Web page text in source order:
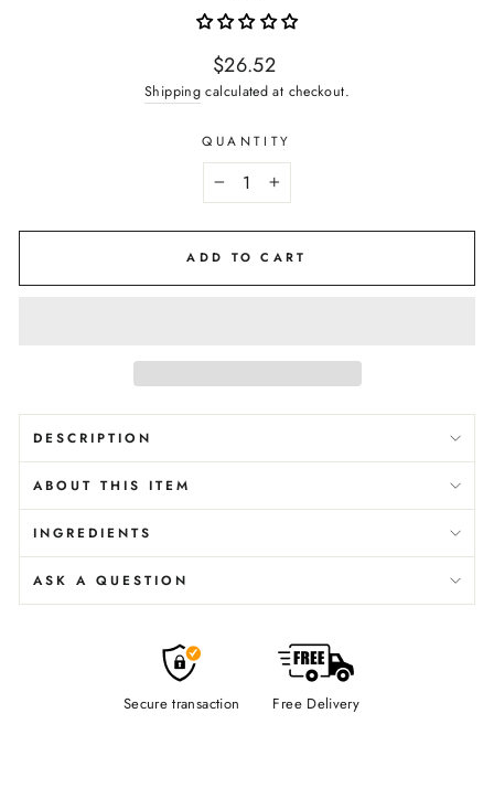
Regular
price
$26.52
Shipping calculated at checkout.
QUANTITY
+
ADD TO CART
DESCRIPTION
ABOUT THIS ITEM
INGREDIENTS
ASK A QUESTION
Secure transaction Free Delivery